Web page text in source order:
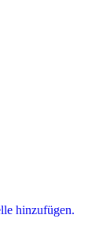
hinzufügen.